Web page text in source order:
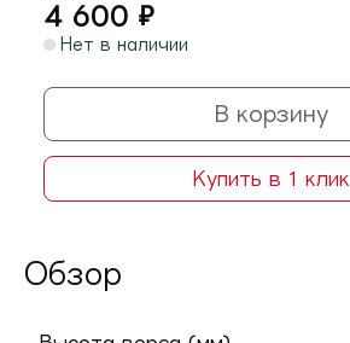
4 600 ₽
Нет в наличии
В корзину
Купить в 1 клик
Обзор